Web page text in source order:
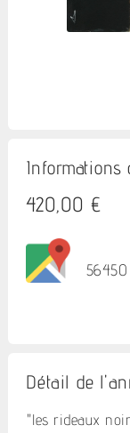
Informations
420,00 €
Détail de
"les rideaux